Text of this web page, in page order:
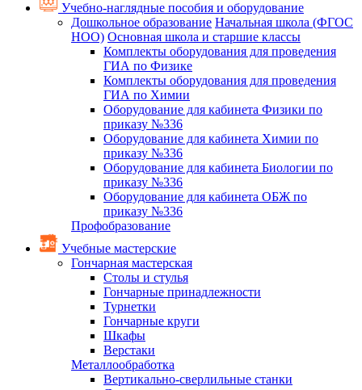
Учебно-наглядные пособия и оборудование
Дошкольное образование Начальная школа (ФГОС
НОО) Основная школа и старшие классы
Комплекты оборудования для проведения
ГИА по Физике
Комплекты оборудования для проведения
ГИА по Химии
Оборудование для кабинета Физики по
приказу №336
Оборудование для кабинета Химии по
приказу №336
Оборудование для кабинета Биологии по
приказу №336
Оборудование для кабинета ОБЖ по
приказу №336
Профобразование
Учебные мастерские
Гончарная мастерская
Столы и стулья
Гончарные принадлежности
Турнетки
Гончарные круги
Шкафы
Верстаки
Металлообработка
Вертикально-сверлильные станки